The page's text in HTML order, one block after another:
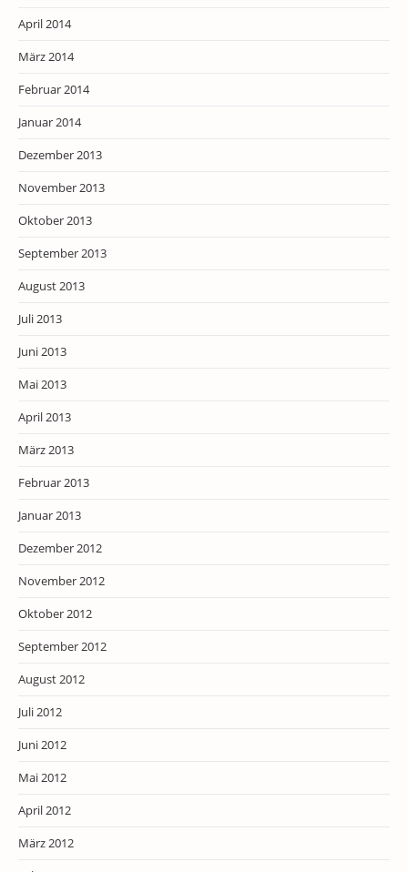
April 2014
März 2014
Februar 2014
Januar 2014
Dezember 2013
November 2013
Oktober 2013
September 2013
August 2013
Juli 2013
Juni 2013
Mai 2013
April 2013
März 2013
Februar 2013
Januar 2013
Dezember 2012
November 2012
Oktober 2012
September 2012
August 2012
Juli 2012
Juni 2012
Mai 2012
April 2012
März 2012